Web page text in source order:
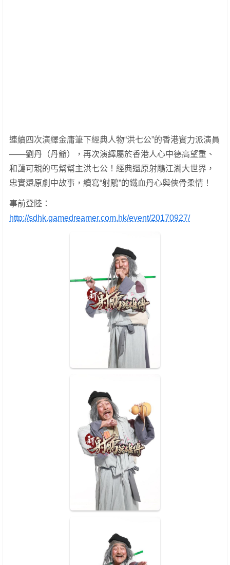
連續四次演繹金庸筆下經典人物“洪七公”的香港實力派演員
——劉丹（丹爺），再次演繹屬於香港人心中德高望重、
和藹可親的丐幫幫主洪七公！經典還原射鵰江湖大世界，
忠實還原劇中故事，續寫“射鵰”的鐵血丹心與俠骨柔情！
事前登陸：
http://sdhk.gamedreamer.com.hk/event/20170927/